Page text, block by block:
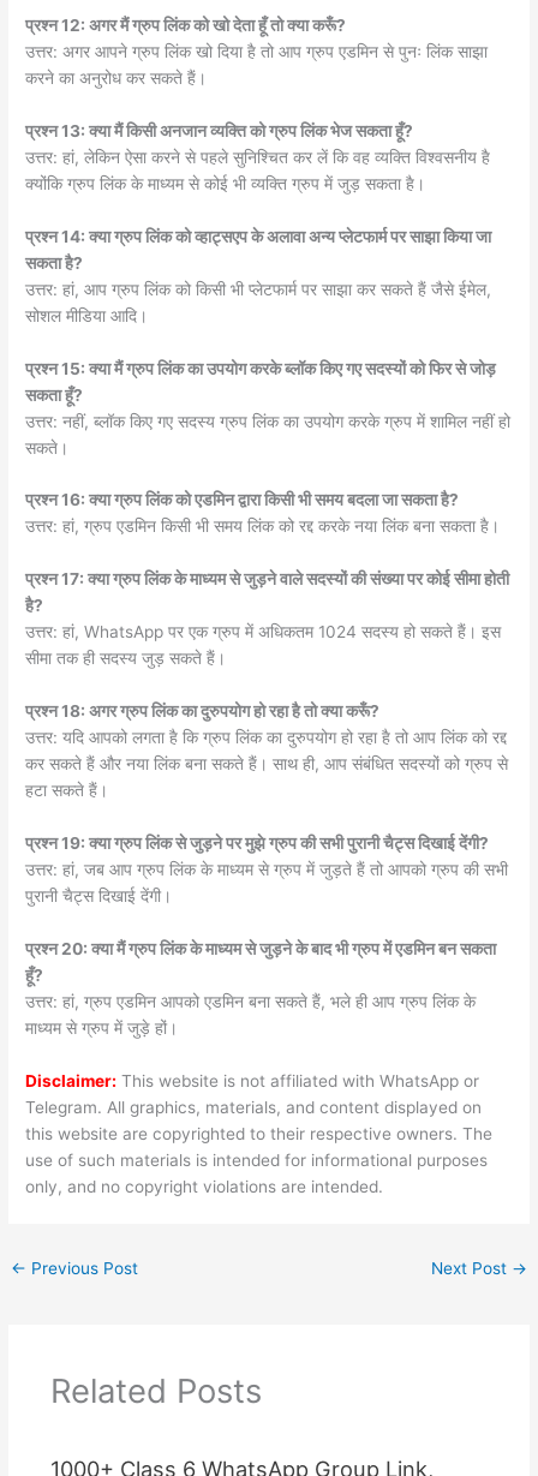
प्रश्न 12: अगर मैं ग्रुप लिंक को खो देता हूँ तो क्या करूँ?
उत्तर: अगर आपने ग्रुप लिंक खो दिया है तो आप ग्रुप एडमिन से पुनः लिंक साझा
करने का अनुरोध कर सकते हैं।
प्रश्न 13: क्या मैं किसी अनजान व्यक्ति को ग्रुप लिंक भेज सकता हूँ?
उत्तर: हां, लेकिन ऐसा करने से पहले सुनिश्चित कर लें कि वह व्यक्ति विश्वसनीय है
क्योंकि ग्रुप लिंक के माध्यम से कोई भी व्यक्ति ग्रुप में जुड़ सकता है।
प्रश्न 14: क्या ग्रुप लिंक को व्हाट्सएप के अलावा अन्य प्लेटफार्म पर साझा किया जा
सकता है?
उत्तर: हां, आप ग्रुप लिंक को किसी भी प्लेटफार्म पर साझा कर सकते हैं जैसे ईमेल,
सोशल मीडिया आदि।
प्रश्न 15: क्या मैं ग्रुप लिंक का उपयोग करके ब्लॉक किए गए सदस्यों को फिर से जोड़
सकता हूँ?
उत्तर: नहीं, ब्लॉक किए गए सदस्य ग्रुप लिंक का उपयोग करके ग्रुप में शामिल नहीं हो
सकते।
प्रश्न 16: क्या ग्रुप लिंक को एडमिन द्वारा किसी भी समय बदला जा सकता है?
उत्तर: हां, ग्रुप एडमिन किसी भी समय लिंक को रद्द करके नया लिंक बना सकता है।
प्रश्न 17: क्या ग्रुप लिंक के माध्यम से जुड़ने वाले सदस्यों की संख्या पर कोई सीमा होती
है?
उत्तर: हां, WhatsApp पर एक ग्रुप में अधिकतम 1024 सदस्य हो सकते हैं। इस
सीमा तक ही सदस्य जुड़ सकते हैं।
प्रश्न 18: अगर ग्रुप लिंक का दुरुपयोग हो रहा है तो क्या करूँ?
उत्तर: यदि आपको लगता है कि ग्रुप लिंक का दुरुपयोग हो रहा है तो आप लिंक को रद्द
कर सकते हैं और नया लिंक बना सकते हैं। साथ ही, आप संबंधित सदस्यों को ग्रुप से
हटा सकते हैं।
प्रश्न 19: क्या ग्रुप लिंक से जुड़ने पर मुझे ग्रुप की सभी पुरानी चैट्स दिखाई देंगी?
उत्तर: हां, जब आप ग्रुप लिंक के माध्यम से ग्रुप में जुड़ते हैं तो आपको ग्रुप की सभी
पुरानी चैट्स दिखाई देंगी।
प्रश्न 20: क्या मैं ग्रुप लिंक के माध्यम से जुड़ने के बाद भी ग्रुप में एडमिन बन सकता
हूँ?
उत्तर: हां, ग्रुप एडमिन आपको एडमिन बना सकते हैं, भले ही आप ग्रुप लिंक के
माध्यम से ग्रुप में जुड़े हों।
Disclaimer: This website is not affiliated with WhatsApp or
Telegram. All graphics, materials, and content displayed on
this website are copyrighted to their respective owners. The
use of such materials is intended for informational purposes
only, and no copyright violations are intended.
← Previous Post Next Post →
Related Posts
1000+ Class 6 WhatsApp Group Link,